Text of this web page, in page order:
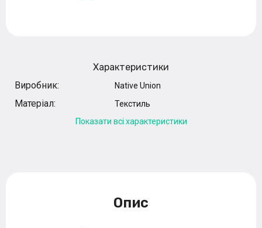
Характеристики
Виробник:
Native Union
Матеріал:
Текстиль
Показати всі характеристики
Опис